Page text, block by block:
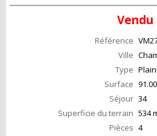
Vendu
Référence
Ville
Type
Surface 91.00
Séjour 34
Superficie du terrain 534
Pièces 4